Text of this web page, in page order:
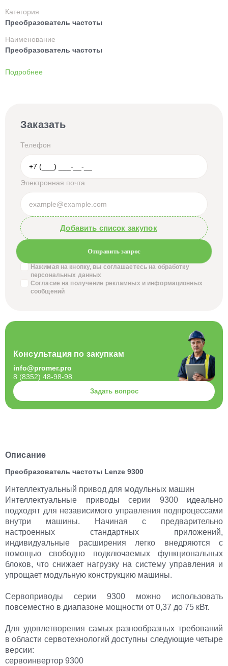
Категория
Преобразователь частоты
Наименование
Преобразователь частоты
Подробнее
Описание
Преобразователь частоты Lenze 9300
Интеллектуальный привод для модульных машин
Интеллектуальные приводы серии 9300 идеально
подходят для независимого управления подпроцессами
внутри машины. Начиная с предварительно
настроенных стандартных приложений,
индивидуальные расширения легко внедряются с
помощью свободно подключаемых функциональных
блоков, что снижает нагрузку на систему управления и
упрощает модульную конструкцию машины.
Сервоприводы серии 9300 можно использовать
повсеместно в диапазоне мощности от 0,37 до 75 кВт.
Для удовлетворения самых разнообразных требований
в области сервотехнологий доступны следующие четыре
версии:
сервоинвертор 9300
Заказать
Телефон
Электронная почта
Добавить список закупок
Отправить запрос
Нажимая на кнопку, вы соглашаетесь на обработку
персональных данных
Согласие на получение рекламных и информационных
сообщений
Консультация по закупкам
info@promer.pro
8 (8352) 48-98-98
Задать вопрос